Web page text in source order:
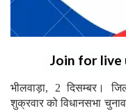
Join for live
भीलवाड़ा, 2 दिसम्बर।
शुक्रवार को विधानसभा